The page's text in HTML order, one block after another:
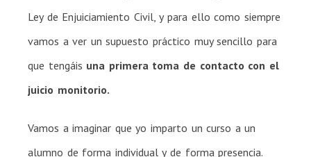
Ley de Enjuiciamiento Civil, y para ello como siempre
vamos a ver un supuesto práctico muy sencillo para
que tengáis una primera toma de contacto con el
juicio monitorio.
Vamos a imaginar que yo imparto un curso a un
alumno de forma individual y de forma presencia.